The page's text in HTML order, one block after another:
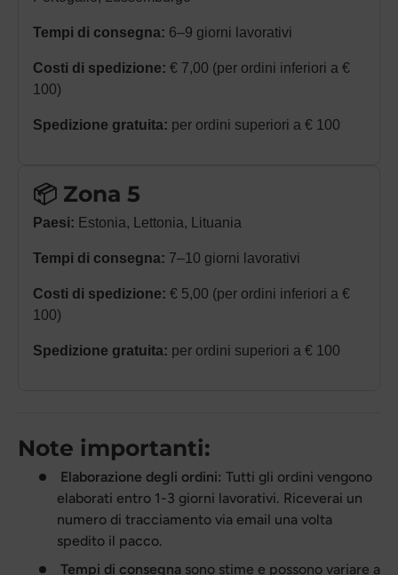
Tempi di consegna: 6–9 giorni lavorativi
Costi di spedizione: € 7,00 (per ordini inferiori a €
100)
Spedizione gratuita: per ordini superiori a € 100
📦 Zona 5
Paesi: Estonia, Lettonia, Lituania
Tempi di consegna: 7–10 giorni lavorativi
Costi di spedizione: € 5,00 (per ordini inferiori a €
100)
Spedizione gratuita: per ordini superiori a € 100
Note importanti:
Elaborazione degli ordini: Tutti gli ordini vengono
elaborati entro 1-3 giorni lavorativi. Riceverai un
numero di tracciamento via email una volta
spedito il pacco.
Tempi di consegna sono stime e possono variare a